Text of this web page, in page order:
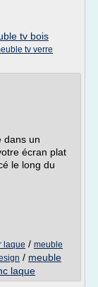
tv bois
tv verre
dans un
écran plat
le long du
laque / meuble
/ meuble
laque